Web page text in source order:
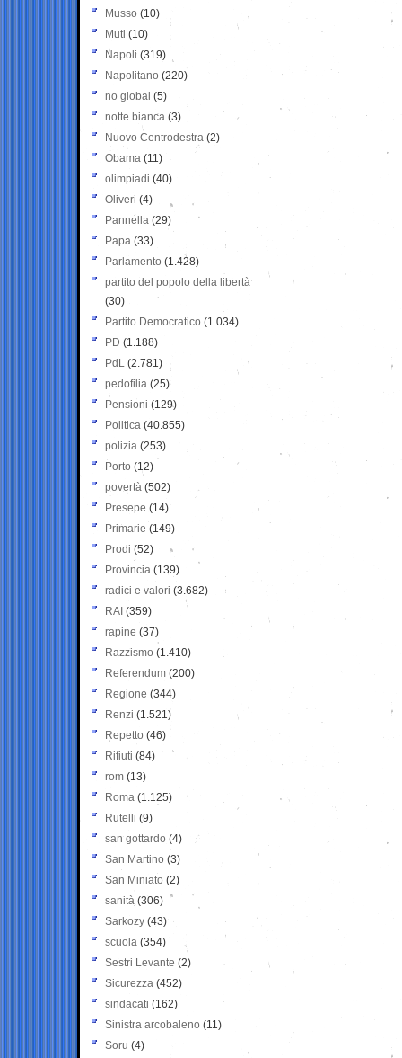
Musso (10)
Muti (10)
Napoli (319)
Napolitano (220)
no global (5)
notte bianca (3)
Nuovo Centrodestra (2)
Obama (11)
olimpiadi (40)
Oliveri (4)
Pannella (29)
Papa (33)
Parlamento (1.428)
partito del popolo della libertà
(30)
Partito Democratico (1.034)
PD (1.188)
PdL (2.781)
pedofilia (25)
Pensioni (129)
Politica (40.855)
polizia (253)
Porto (12)
povertà (502)
Presepe (14)
Primarie (149)
Prodi (52)
Provincia (139)
radici e valori (3.682)
RAI (359)
rapine (37)
Razzismo (1.410)
Referendum (200)
Regione (344)
Renzi (1.521)
Repetto (46)
Rifiuti (84)
rom (13)
Roma (1.125)
Rutelli (9)
san gottardo (4)
San Martino (3)
San Miniato (2)
sanità (306)
Sarkozy (43)
scuola (354)
Sestri Levante (2)
Sicurezza (452)
sindacati (162)
Sinistra arcobaleno (11)
Soru (4)